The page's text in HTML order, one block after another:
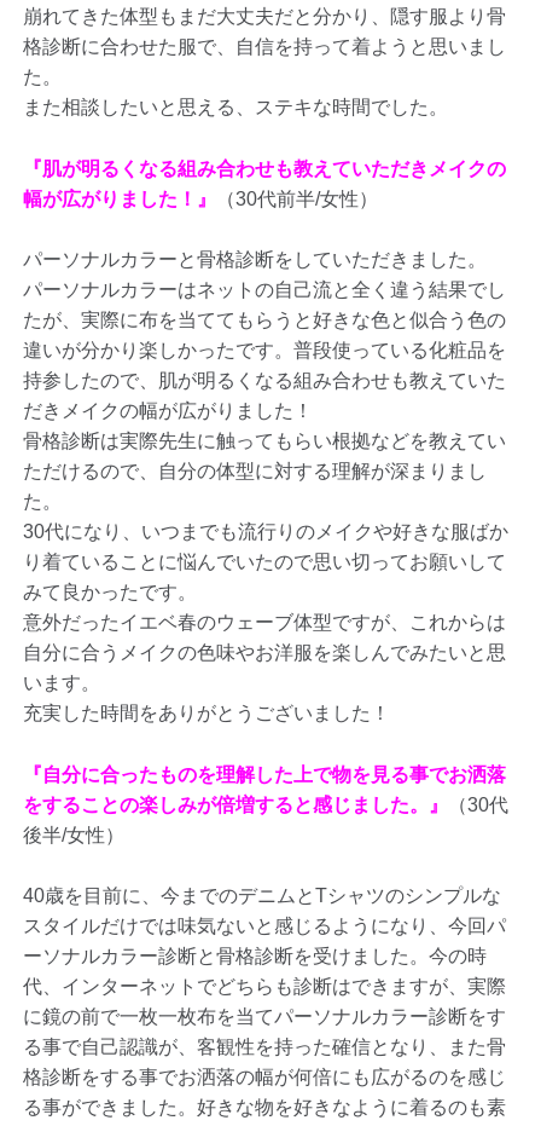
崩れてきた体型もまだ大丈夫だと分かり、隠す服より骨
格診断に合わせた服で、自信を持って着ようと思いまし
た。
また相談したいと思える、ステキな時間でした。
『肌が明るくなる組み合わせも教えていただきメイクの
幅が広がりました！』
（30代前半/女性）
パーソナルカラーと骨格診断をしていただきました。
パーソナルカラーはネットの自己流と全く違う結果でし
たが、実際に布を当ててもらうと好きな色と似合う色の
違いが分かり楽しかったです。普段使っている化粧品を
持参したので、肌が明るくなる組み合わせも教えていた
だきメイクの幅が広がりました！
骨格診断は実際先生に触ってもらい根拠などを教えてい
ただけるので、自分の体型に対する理解が深まりまし
た。
30代になり、いつまでも流行りのメイクや好きな服ばか
り着ていることに悩んでいたので思い切ってお願いして
みて良かったです。
意外だったイエベ春のウェーブ体型ですが、これからは
自分に合うメイクの色味やお洋服を楽しんでみたいと思
います。
充実した時間をありがとうございました！
『自分に合ったものを理解した上で物を見る事でお洒落
をすることの楽しみが倍増すると感じました。』
（30代
後半/女性）
40歳を目前に、今までのデニムとTシャツのシンプルな
スタイルだけでは味気ないと感じるようになり、今回パ
ーソナルカラー診断と骨格診断を受けました。今の時
代、インターネットでどちらも診断はできますが、実際
に鏡の前で一枚一枚布を当てパーソナルカラー診断をす
る事で自己認識が、客観性を持った確信となり、また骨
格診断をする事でお洒落の幅が何倍にも広がるのを感じ
る事ができました。好きな物を好きなように着るのも素